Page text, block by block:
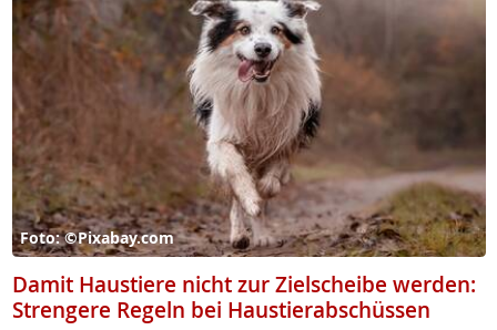
Foto: ©Pixabay.com
Damit Haustiere nicht zur Zielscheibe werden:
Strengere Regeln bei Haustierabschüssen